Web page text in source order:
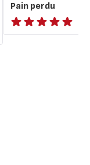
Pain perdu
ratings.NaN